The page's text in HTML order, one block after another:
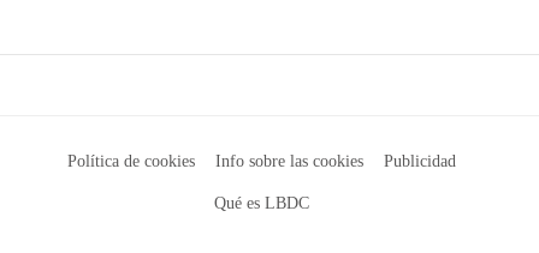
Política de cookies Info sobre las cookies Publicidad
Qué es LBDC